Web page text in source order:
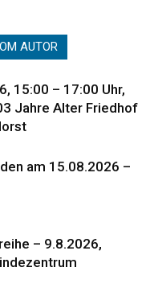
AUTOR
15:00 – 17:00 Uhr,
Jahre Alter Friedhof
am 15.08.2026 –
– 9.8.2026,